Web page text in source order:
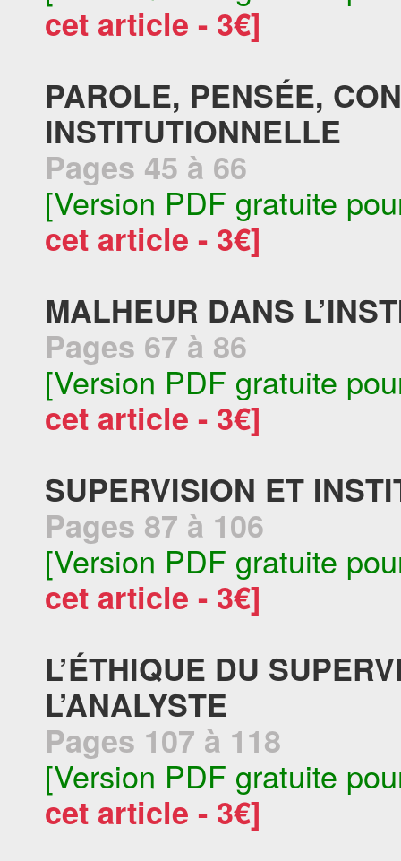
cet article - 3€]
PAROLE, PENSÉE,
INSTITUTIONNELLE
Pages 45 à 66
[Version PDF gratuite
cet article - 3€]
MALHEUR DANS
Pages 67 à 86
[Version PDF gratuite
cet article - 3€]
SUPERVISION ET
Pages 87 à 106
[Version PDF gratuite
cet article - 3€]
L’ÉTHIQUE DU
L’ANALYSTE
Pages 107 à 118
[Version PDF gratuite
cet article - 3€]